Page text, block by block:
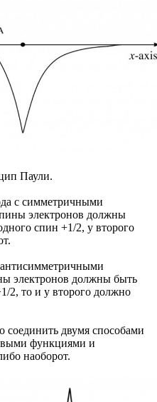
Паули.
с симметричными
электронов должны
спин +1/2, у второго
электронов должны быть
2, то и у второго должно
двумя способами
функциями и
наоборот.